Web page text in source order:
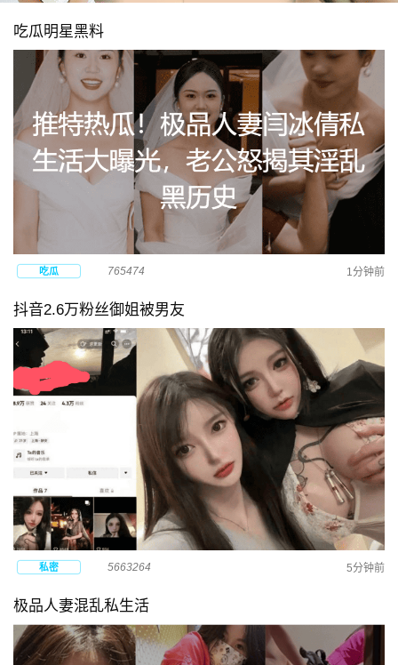
吃瓜明星黑料
吃瓜 765474 1分钟前
抖音2.6万粉丝御姐被男友
私密 5663264 5分钟前
极品人妻混乱私生活